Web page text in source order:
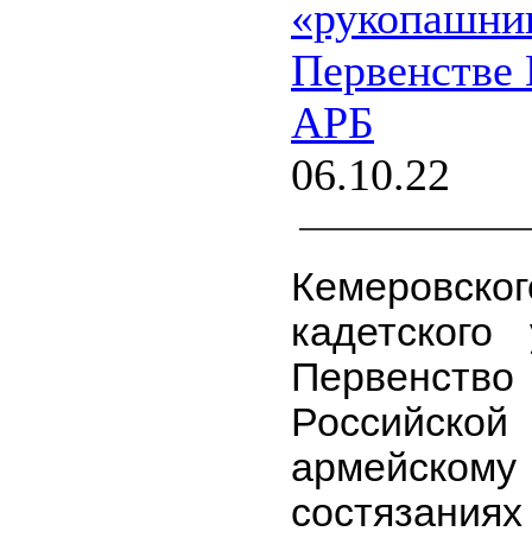
АРБ
06.10.22